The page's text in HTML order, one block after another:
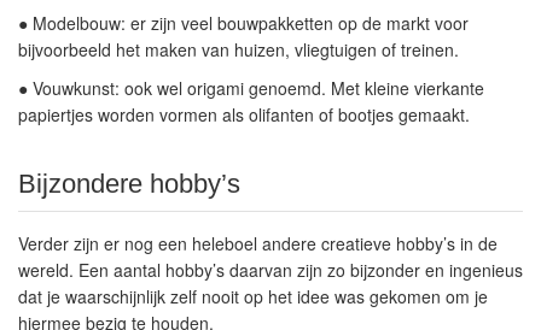
● Modelbouw: er zijn veel bouwpakketten op de markt voor
bijvoorbeeld het maken van huizen, vliegtuigen of treinen.
● Vouwkunst: ook wel origami genoemd. Met kleine vierkante
papiertjes worden vormen als olifanten of bootjes gemaakt.
Bijzondere hobby’s
Verder zijn er nog een heleboel andere creatieve hobby’s in de
wereld. Een aantal hobby’s daarvan zijn zo bijzonder en ingenieus
dat je waarschijnlijk zelf nooit op het idee was gekomen om je
hiermee bezig te houden.